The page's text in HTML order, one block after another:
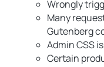
Wrongly
Many
Gutenberg
Admin CSS
Certain